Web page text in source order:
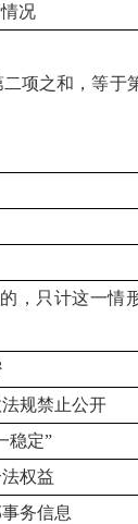
况
项之和，等于
，只计这一情
规禁止公开
稳定”
权益
务信息